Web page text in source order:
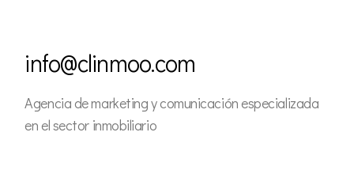
info@clinmoo.com
Agencia de marketing y comunicación especializada
en el sector inmobiliario